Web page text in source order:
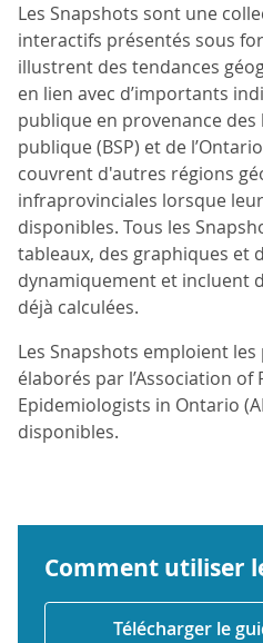
Les Snapshots sont une
interactifs présentés sous
illustrent des tendances
en lien avec d’importants
publique en provenance
publique (BSP) et de
couvrent d'autres régions
infraprovinciales lorsque
disponibles. Tous les
tableaux, des graphiques et
dynamiquement et incluent
déjà calculées.
Les Snapshots emploient
élaborés par l’Association of
Epidemiologists in Ontario
disponibles.
Comment utiliser
Télécharger le